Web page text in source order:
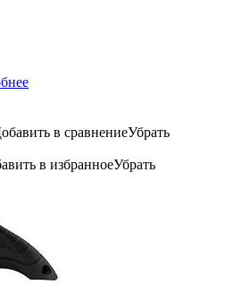
в сравнениеУбрать
в избранноеУбрать